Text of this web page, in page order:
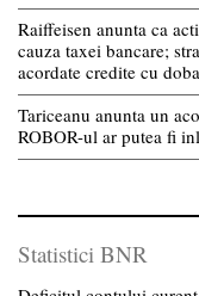
Raiffeisen anunta ca
cauza taxei bancare;
acordate credite cu
Tariceanu anunta un
ROBOR-ul ar putea fi
Statistici BNR